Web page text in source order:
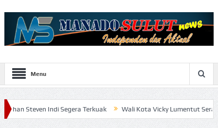
Menu
Indi Segera Terkuak Wali Kota Vicky Lumentut Serahkan LKPD